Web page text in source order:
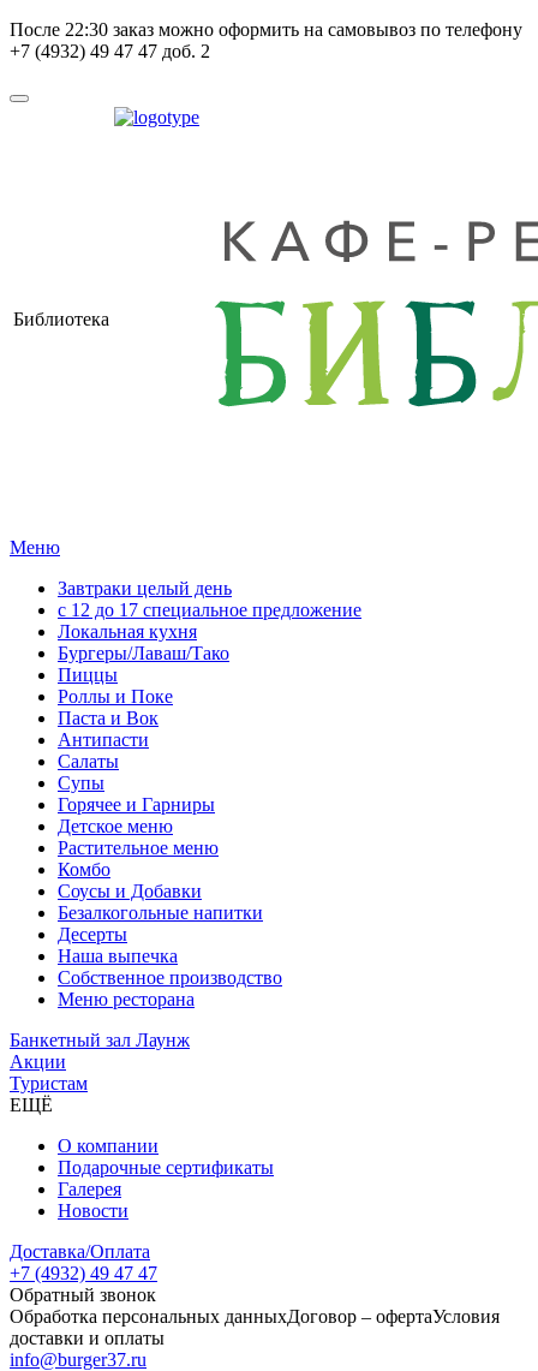
После 22:30 заказ можно оформить на самовывоз по телефону
+7 (4932) 49 47 47 доб. 2
Библиотека
Меню
Завтраки целый день
с 12 до 17 специальное предложение
Локальная кухня
Бургеры/Лаваш/Тако
Пиццы
Роллы и Поке
Паста и Вок
Антипасти
Салаты
Супы
Горячее и Гарниры
Детское меню
Растительное меню
Комбо
Соусы и Добавки
Безалкогольные напитки
Десерты
Наша выпечка
Собственное производство
Меню ресторана
Банкетный зал Лаунж
Акции
Туристам
ЕЩЁ
О компании
Подарочные сертификаты
Галерея
Новости
Доставка/Оплата
+7 (4932) 49 47 47
Обратный звонок
Обработка персональных данныхДоговор – офертаУсловия
доставки и оплаты
info@burger37.ru